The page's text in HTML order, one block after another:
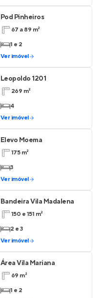
Pod Pinheiros
67 a 89 m²
1 e 2
Ver imóvel
Leopoldo 1201
269 m²
4
Ver imóvel
Elevo Moema
175 m²
3
Ver imóvel
Bandeira Vila Madalena
150 e 151 m²
2 e 3
Ver imóvel
Área Vila Mariana
69 m²
1 e 2